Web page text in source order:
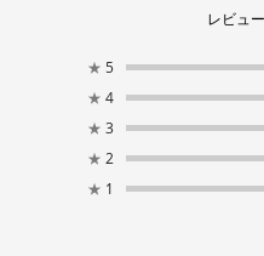
レビュ
★ 5
★ 4
★ 3
★ 2
★ 1